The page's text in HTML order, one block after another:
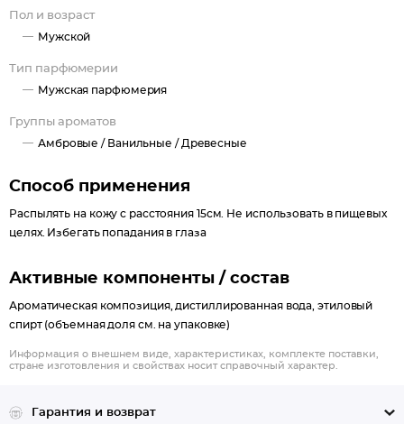
Пол и возраст
Мужской
Тип парфюмерии
Мужская парфюмерия
Группы ароматов
Амбровые / Ванильные / Древесные
Способ применения
Распылять на кожу с расстояния 15см. Не использовать в пищевых
целях. Избегать попадания в глаза
Активные компоненты / состав
Ароматическая композиция, дистиллированная вода, этиловый
спирт (объемная доля см. на упаковке)
Информация о внешнем виде, характеристиках, комплекте поставки,
стране изготовления и свойствах носит справочный характер.
Гарантия и возврат